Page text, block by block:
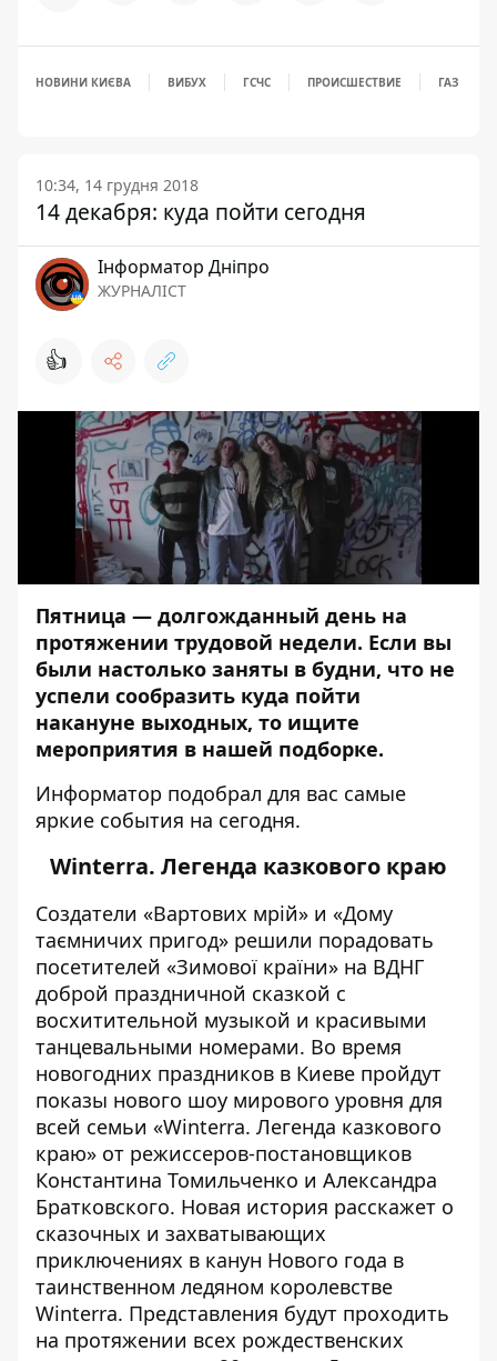
НОВИНИ КИЄВА ВИБУХ ГСЧС ПРОИСШЕСТВИЕ ГАЗ
10:34, 14 грудня 2018
14 декабря: куда пойти сегодня
Інформатор Дніпро
ЖУРНАЛІСТ
👍
Пятница — долгожданный день на
протяжении трудовой недели. Если вы
были настолько заняты в будни, что не
успели сообразить куда пойти
накануне выходных, то ищите
мероприятия в нашей подборке.
Информатор подобрал для вас самые
яркие события на сегодня.
Winterra. Легенда казкового краю
Создатели «Вартових мрій» и «Дому
таємничих пригод» решили порадовать
посетителей «Зимової країни» на ВДНГ
доброй праздничной сказкой с
восхитительной музыкой и красивыми
танцевальными номерами. Во время
новогодних праздников в Киеве пройдут
показы нового шоу мирового уровня для
всей семьи «Winterra. Легенда казкового
краю» от режиссеров-постановщиков
Константина Томильченко и Александра
Братковского. Новая история расскажет о
сказочных и захватывающих
приключениях в канун Нового года в
таинственном ледяном королевстве
Winterra. Представления будут проходить
на протяжении всех рождественских